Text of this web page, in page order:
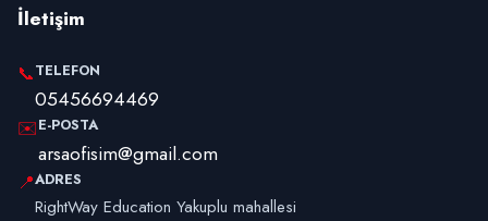
İletişim
📞TELEFON
05456694469
✉️E-POSTA
arsaofisim@gmail.com
📍ADRES
RightWay Education Yakuplu mahallesi